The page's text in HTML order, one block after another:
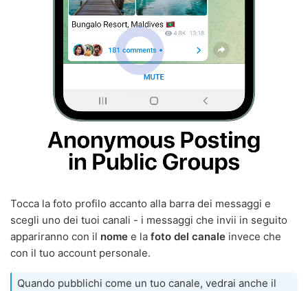
Tocca la foto profilo accanto alla barra dei messaggi e
scegli uno dei tuoi canali - i messaggi che invii in seguito
appariranno con il nome e la foto del canale invece che
con il tuo account personale.
Quando pubblichi come un tuo canale, vedrai anche il